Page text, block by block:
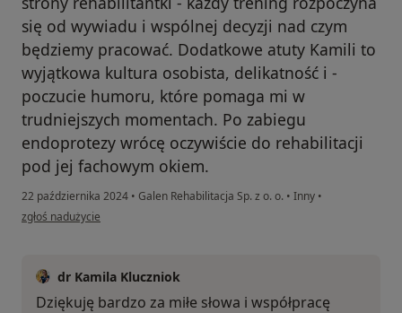
się od wywiadu i wspólnej decyzji nad czym
będziemy pracować. Dodatkowe atuty Kamili to
wyjątkowa kultura osobista, delikatność i -
poczucie humoru, które pomaga mi w
trudniejszych momentach. Po zabiegu
endoprotezy wrócę oczywiście do rehabilitacji
pod jej fachowym okiem.
22 października 2024 • Galen Rehabilitacja Sp. z o. o. • Inny •
w opinii użytkownika Anita
zgłoś nadużycie
dr Kamila Kluczniok
Dziękuję bardzo za miłe słowa i współpracę